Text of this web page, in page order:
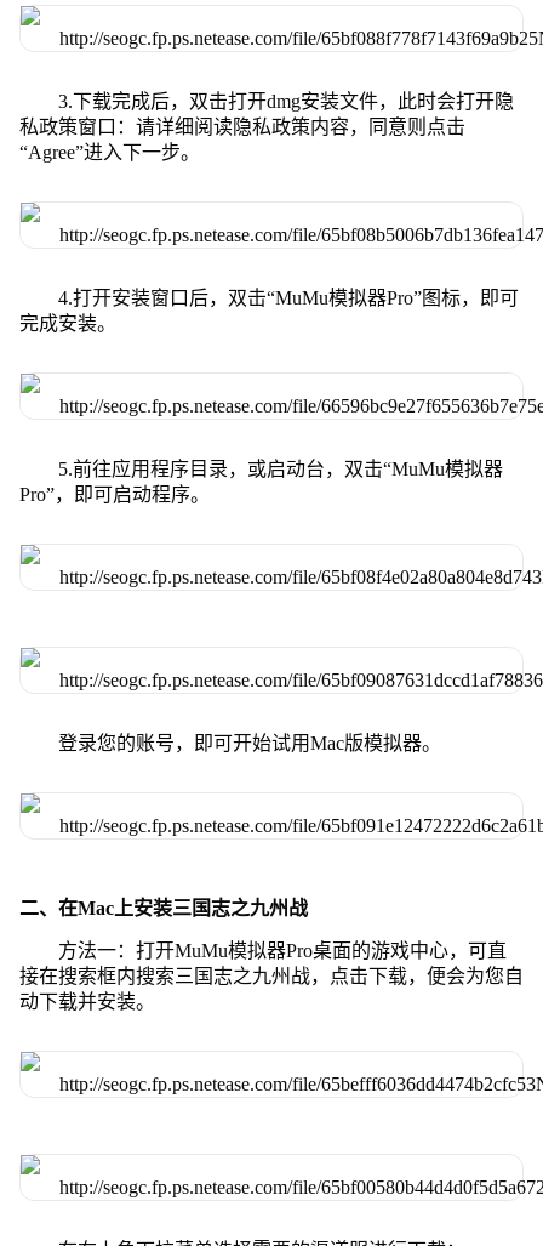
3.下载完成后，双击打开dmg安装文件，此时会打开隐
私政策窗口：请详细阅读隐私政策内容，同意则点击
“Agree”进入下一步。
4.打开安装窗口后，双击“MuMu模拟器Pro”图标，即可
完成安装。
5.前往应用程序目录，或启动台，双击“MuMu模拟器
Pro”，即可启动程序。
登录您的账号，即可开始试用Mac版模拟器。
二、在Mac上安装三国志之九州战
方法一：打开MuMu模拟器Pro桌面的游戏中心，可直
接在搜索框内搜索三国志之九州战，点击下载，便会为您自
动下载并安装。